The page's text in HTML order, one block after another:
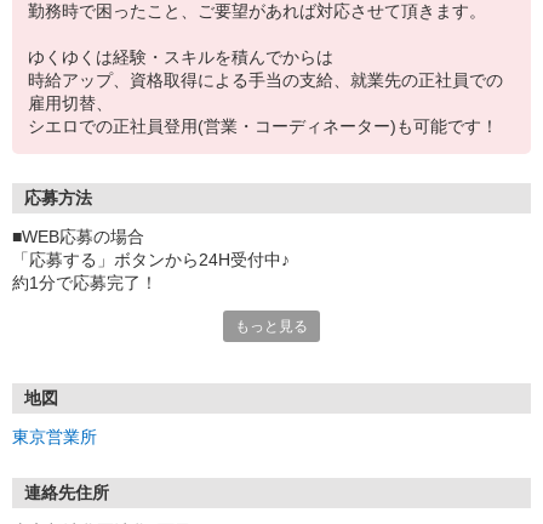
勤務時で困ったこと、ご要望があれば対応させて頂きます。
ゆくゆくは経験・スキルを積んでからは
時給アップ、資格取得による手当の支給、就業先の正社員での
雇用切替、
シエロでの正社員登用(営業・コーディネーター)も可能です！
応募方法
■WEB応募の場合
「応募する」ボタンから24H受付中♪
約1分で応募完了！
①応募から3営業日を目安に、メールorお電話でご連絡します。
★スマホでWEB面接（LINEなど）・出張面接・事務所面接と選べま
す
もっと見る
地図
東京営業所
連絡先住所